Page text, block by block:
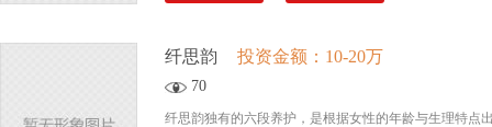
纤思韵 投资金额：10-20万
70
纤思韵独有的六段养护，是根据女性的年龄与生理特点